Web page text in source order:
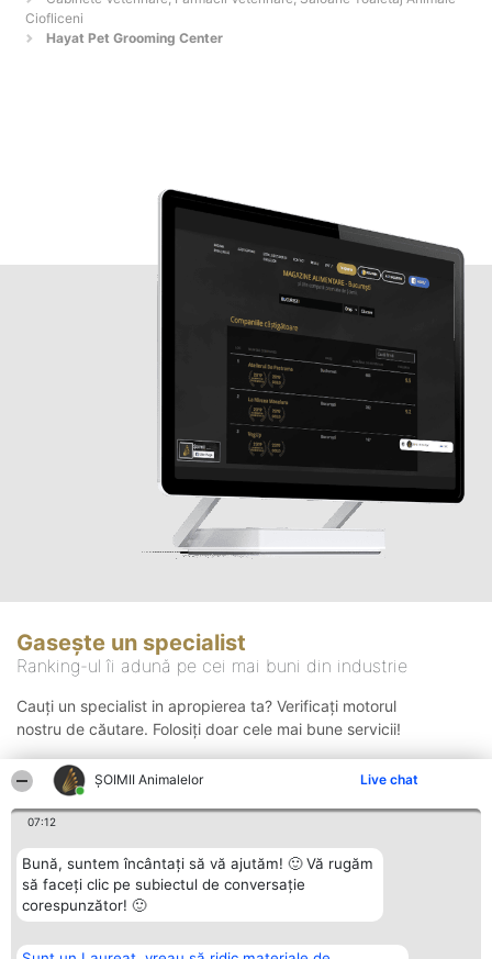
ŞOIMII Animalelor Live chat
07:12
Bună, suntem încântați să vă ajutăm! 🙂 Vă rugăm
să faceți clic pe subiectul de conversație
corespunzător! 🙂
Ciofliceni
Hayat Pet Grooming Center
Gasește un specialist
Ranking-ul îi adună pe cei mai buni din industrie
Cauți un specialist in apropierea ta? Verificați motorul
nostru de căutare. Folosiți doar cele mai bune servicii!